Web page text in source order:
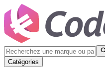
Catégories